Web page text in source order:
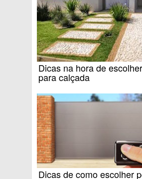
Dicas na hora de
para calçada
Dicas de como escolher